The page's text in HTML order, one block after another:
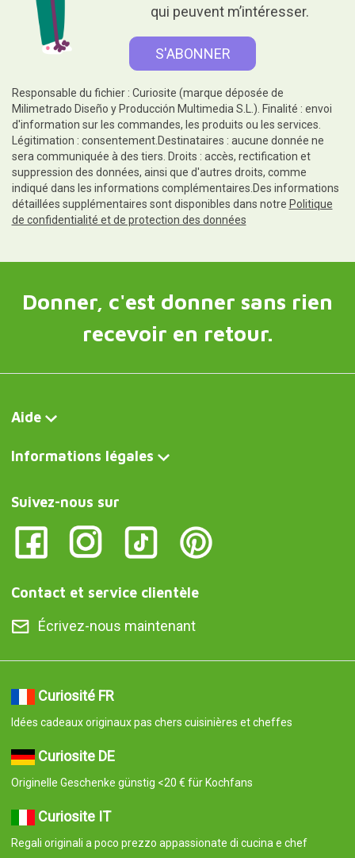
qui peuvent m’intéresser.
Responsable du fichier : Curiosite (marque déposée de
Milimetrado Diseño y Producción Multimedia S.L.). Finalité : envoi
d'information sur les commandes, les produits ou les services.
Légitimation : consentement.Destinataires : aucune donnée ne
sera communiquée à des tiers. Droits : accès, rectification et
suppression des données, ainsi que d'autres droits, comme
indiqué dans les informations complémentaires.Des informations
détaillées supplémentaires sont disponibles dans notre Politique
de confidentialité et de protection des données
Donner, c'est donner sans rien
recevoir en retour.
Aide
Informations légales
Suivez-nous sur
Contact et service clientèle
Écrivez-nous maintenant
Curiosité FR
Idées cadeaux originaux pas chers cuisinières et cheffes
Curiosite DE
Originelle Geschenke günstig <20 € für Kochfans
Curiosite IT
Regali originali a poco prezzo appassionate di cucina e chef